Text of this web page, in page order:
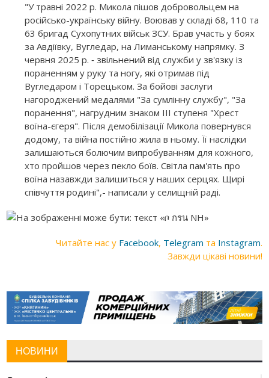
"У травні 2022 р. Микола пішов добровольцем на
російсько-українську війну. Воював у складі 68, 110 та
63 бригад Сухопутних військ ЗСУ. Брав участь у боях
за Авдіївку, Вугледар, на Лиманському напрямку. З
червня 2025 р. ‐ звільнений від служби у зв'язку із
пораненням у руку та ногу, які отримав під
Вугледаром і Торецьком. За бойові заслуги
нагороджений медалями "За сумлінну службу", "За
поранення", нагрудним знаком ІІІ ступеня "Хрест
воїна-єгеря". Після демобілізації Микола повернувся
додому, та війна постійно жила в ньому. Її наслідки
залишаються болючим випробуванням для кожного,
хто пройшов через пекло боїв. Світла пам'ять про
воїна назавжди залишиться у наших серцях. Щирі
співчуття родині",- написали у селищній раді.
Читайте нас у Facebook, Telegram та Instagram.
Завжди цікаві новини!
НОВИНИ